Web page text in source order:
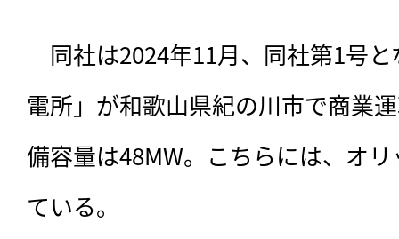
同社は2024年11月、同社第1号
電所」が和歌山県紀の川市で商業
備容量は48MW。こちらには、オ
ている。